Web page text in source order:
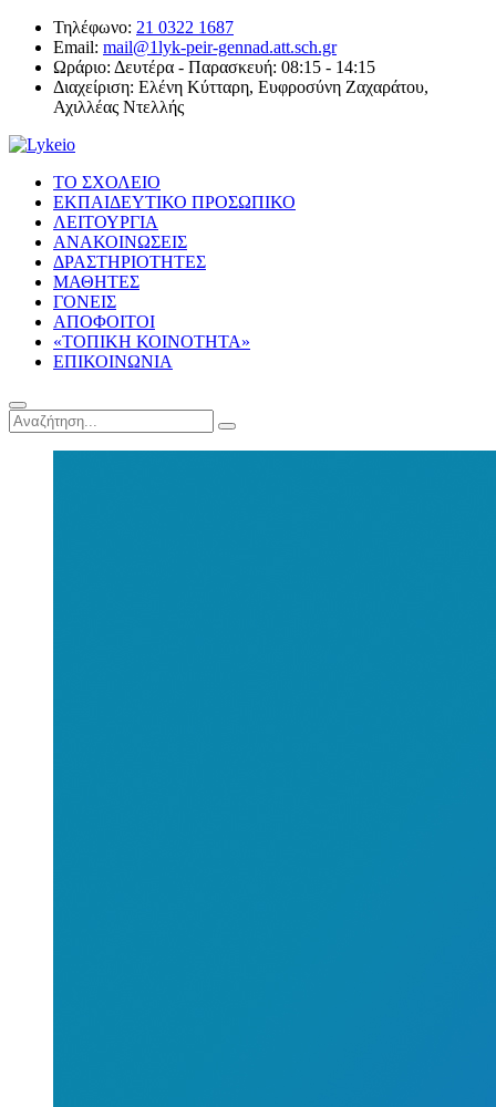
Τηλέφωνο: 21 0322 1687
Email: mail@1lyk-peir-gennad.att.sch.gr
Ωράριο: Δευτέρα - Παρασκευή: 08:15 - 14:15
Διαχείριση: Ελένη Κύτταρη, Ευφροσύνη Ζαχαράτου,
Αχιλλέας Ντελλής
ΤΟ ΣΧΟΛΕΙΟ
ΕΚΠΑΙΔΕΥΤΙΚΟ ΠΡΟΣΩΠΙΚΟ
ΛΕΙΤΟΥΡΓΙΑ
ΑΝΑΚΟΙΝΩΣΕΙΣ
ΔΡΑΣΤΗΡΙΟΤΗΤΕΣ
ΜΑΘΗΤΕΣ
ΓΟΝΕΙΣ
ΑΠΟΦΟΙΤΟΙ
«ΤΟΠΙΚΗ ΚΟΙΝΟΤΗΤΑ»
ΕΠΙΚΟΙΝΩΝΙΑ